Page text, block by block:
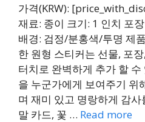
가격(KRW):
재료: 종이 크기: 1 인치 포
배경: 검정/분홍색/투명 제
한 원형 스티커는 선물, 포
터치로 완벽하게 추가 할
을 누군가에게 보여주기 위
며 재미 있고 명랑하게 감
말 카드, 꽃 … Read more